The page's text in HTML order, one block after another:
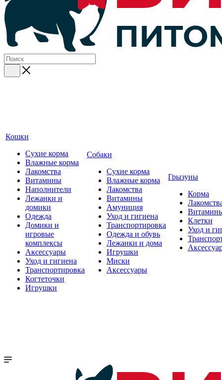
Кошки
Сухие корма
Влажные корма
Лакомства
Витамины
Наполнители
Лежанки и
домики
Одежда
Домики и
игровые
комплексы
Аксессуары
Уход и гигиена
Транспортировка
Когтеточки
Игрушки
Собаки
Сухие корма
Влажные корма
Лакомства
Витамины
Амуниция
Уход и гигиена
Транспортировка
Одежда и обувь
Лежанки и дома
Игрушки
Миски
Аксессуары
Грызуны
Корма
Клетки
Уход и